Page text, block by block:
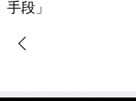
手段」